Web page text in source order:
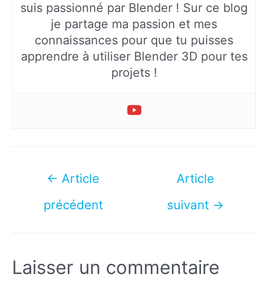
suis passionné par Blender ! Sur ce blog
je partage ma passion et mes
connaissances pour que tu puisses
apprendre à utiliser Blender 3D pour tes
projets !
Navigation
l’article
← Article
précédent
Article
suivant →
Laisser un commentaire